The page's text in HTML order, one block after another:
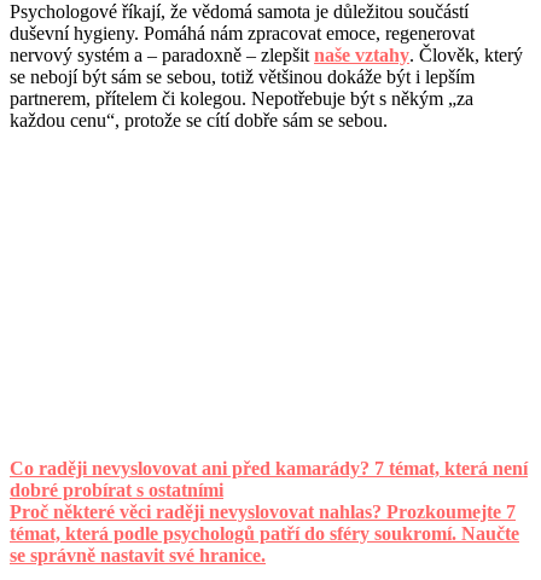
Psychologové říkají, že vědomá samota je důležitou součástí
duševní hygieny. Pomáhá nám zpracovat emoce, regenerovat
nervový systém a – paradoxně – zlepšit naše vztahy. Člověk, který
se nebojí být sám se sebou, totiž většinou dokáže být i lepším
partnerem, přítelem či kolegou. Nepotřebuje být s někým „za
každou cenu“, protože se cítí dobře sám se sebou.
Co raději nevyslovovat ani před kamarády? 7 témat, která není
dobré probírat s ostatními
Proč některé věci raději nevyslovovat nahlas? Prozkoumejte 7
témat, která podle psychologů patří do sféry soukromí. Naučte
se správně nastavit své hranice.